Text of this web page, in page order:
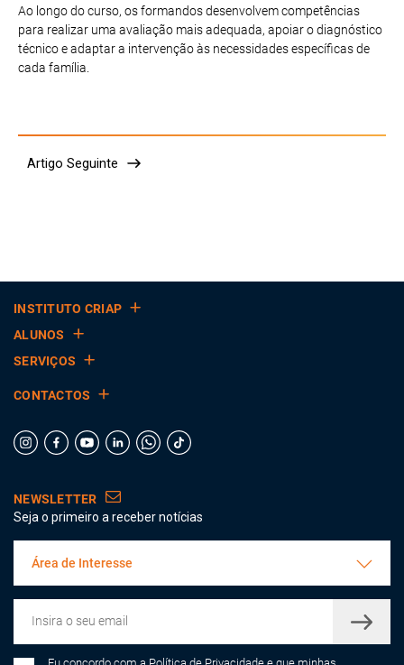
Ao longo do curso, os formandos desenvolvem competências
para realizar uma avaliação mais adequada, apoiar o diagnóstico
técnico e adaptar a intervenção às necessidades específicas de
cada família.
Artigo Seguinte
INSTITUTO CRIAP
ALUNOS
SERVIÇOS
CONTACTOS
NEWSLETTER
Seja o primeiro a receber notícias
Área de Interesse